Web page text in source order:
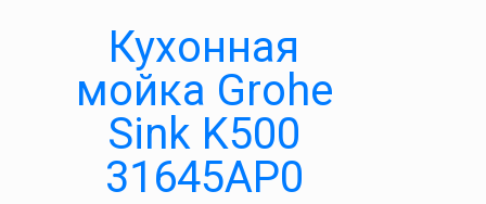
Кухонная
мойка Grohe
Sink K500
31645AP0